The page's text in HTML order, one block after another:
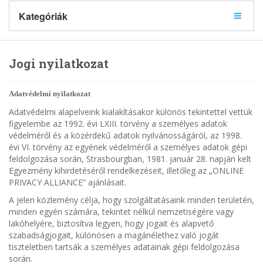
Kategóriák
Jogi nyilatkozat
Adatvédelmi nyilatkozat
Adatvédelmi alapelveink kialakításakor különös tekintettel vettük
figyelembe az 1992. évi LXIII. törvény a személyes adatok
védelméről és a közérdekű adatok nyilvánosságáról, az 1998.
évi VI. törvény az egyének védelméről a személyes adatok gépi
feldolgozása során, Strasbourgban, 1981. január 28. napján kelt
Egyezmény kihirdetéséről rendelkezéseit, illetőleg az „ONLINE
PRIVACY ALLIANCE” ajánlásait.
A jelen közlemény célja, hogy szolgáltatásaink minden területén,
minden egyén számára, tekintet nélkül nemzetiségére vagy
lakóhelyére, biztosítva legyen, hogy jogait és alapvető
szabadságjogait, különösen a magánélethez való jogát
tiszteletben tartsák a személyes adatainak gépi feldolgozása
során.